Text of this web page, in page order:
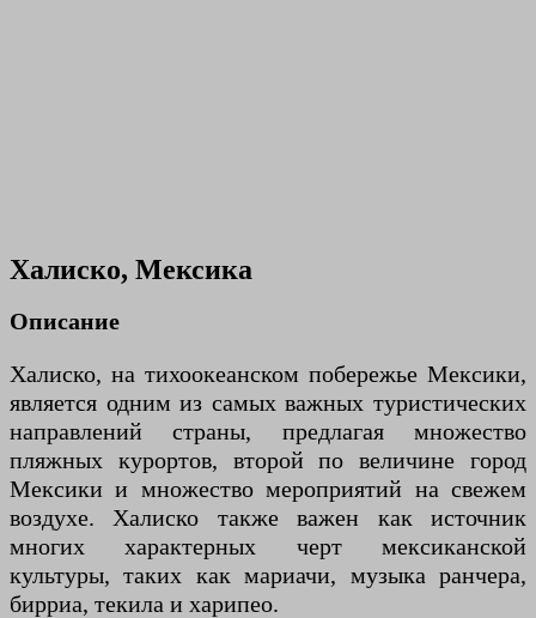
Халиско, Мексика
Описание
Халиско, на тихоокеанском побережье Мексики,
является одним из самых важных туристических
направлений страны, предлагая множество
пляжных курортов, второй по величине город
Мексики и множество мероприятий на свежем
воздухе. Халиско также важен как источник
многих характерных черт мексиканской
культуры, таких как мариачи, музыка ранчера,
бирриа, текила и харипео.